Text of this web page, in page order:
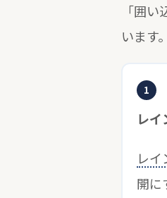
「囲
います。
1
レ
レイ
開に